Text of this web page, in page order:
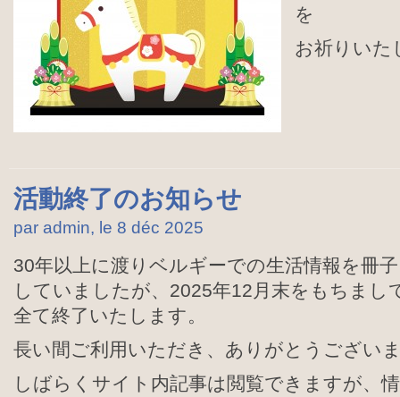
を
お祈りいた
活動終了のお知らせ
par admin, le 8 déc 2025
30年以上に渡りベルギーでの生活情報を冊
していましたが、2025年12月末をもちまし
全て終了いたします。
長い間ご利用いただき、ありがとうござい
しばらくサイト内記事は閲覧できますが、